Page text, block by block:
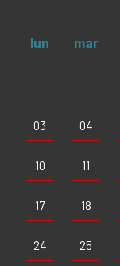
lun mar
03 04
10 11
17 18
24 25